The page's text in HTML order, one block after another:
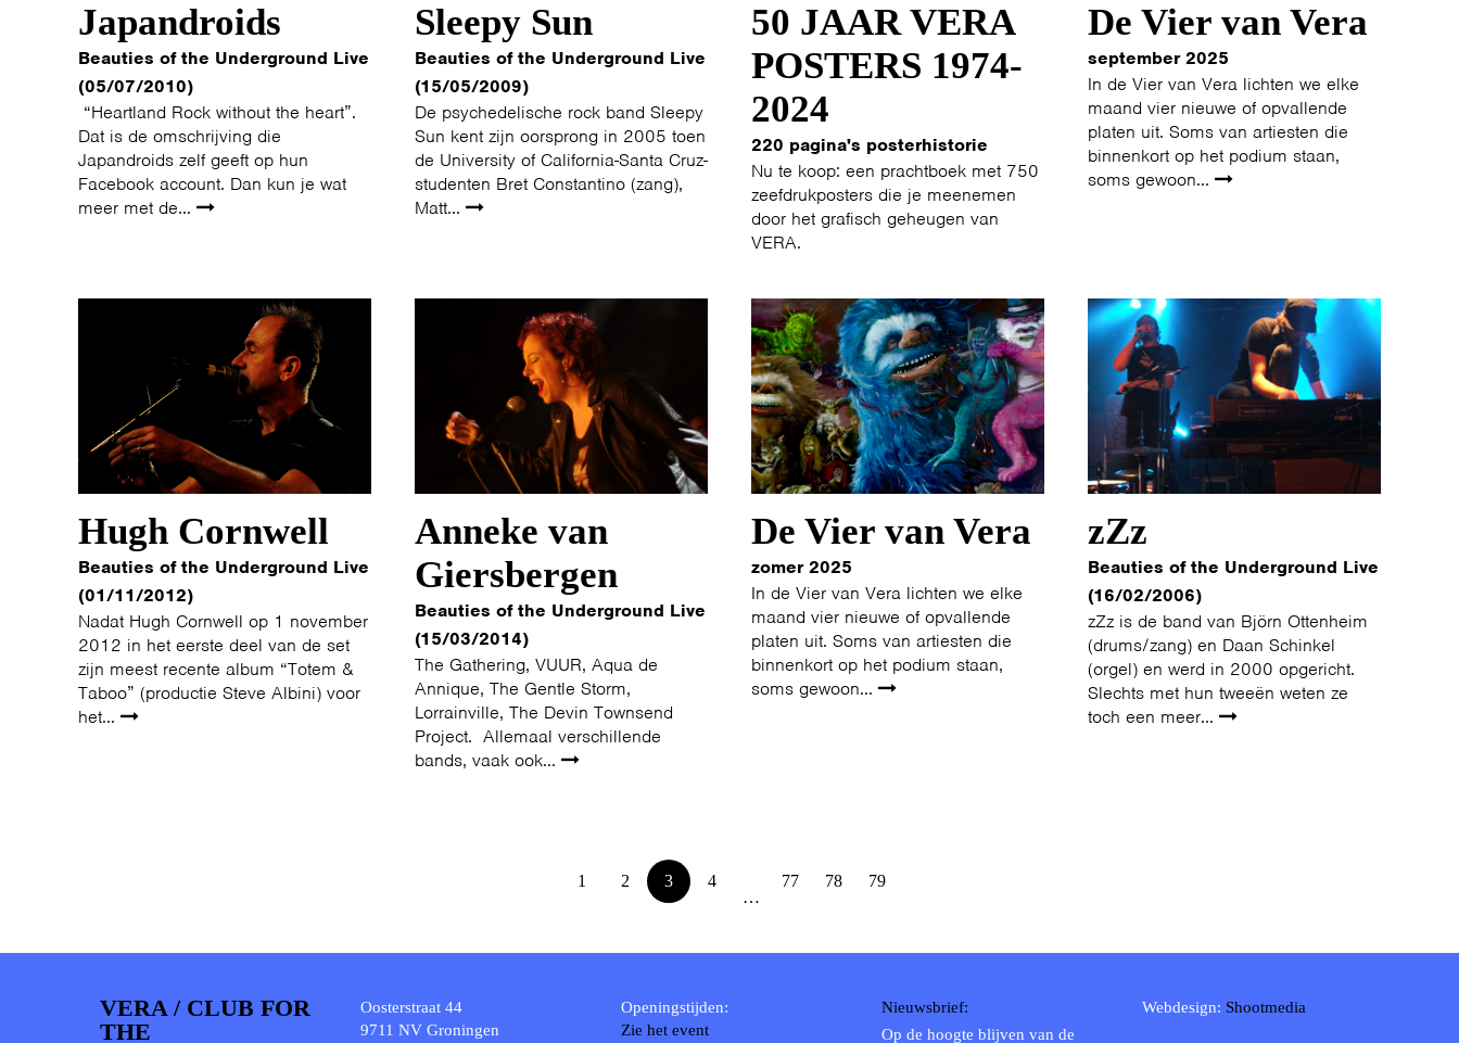
Japandroids
Beauties of the Underground Live
(05/07/2010)
“Heartland Rock without the heart”.
Dat is de omschrijving die
Japandroids zelf geeft op hun
Facebook account. Dan kun je wat
meer met de...
Sleepy Sun
Beauties of the Underground Live
(15/05/2009)
De psychedelische rock band Sleepy
Sun kent zijn oorsprong in 2005 toen
de University of California-Santa Cruz-
studenten Bret Constantino (zang),
Matt...
50 JAAR VERA
POSTERS 1974-
2024
220 pagina's posterhistorie
Nu te koop: een prachtboek met 750
zeefdrukposters die je meenemen
door het grafisch geheugen van
VERA.
De Vier van Vera
september 2025
In de Vier van Vera lichten we elke
maand vier nieuwe of opvallende
platen uit. Soms van artiesten die
binnenkort op het podium staan,
soms gewoon...
Hugh Cornwell
Beauties of the Underground Live
(01/11/2012)
Nadat Hugh Cornwell op 1 november
2012 in het eerste deel van de set
zijn meest recente album “Totem &
Taboo” (productie Steve Albini) voor
het...
Anneke van
Giersbergen
Beauties of the Underground Live
(15/03/2014)
The Gathering, VUUR, Aqua de
Annique, The Gentle Storm,
Lorrainville, The Devin Townsend
Project. Allemaal verschillende
bands, vaak ook...
De Vier van Vera
zomer 2025
In de Vier van Vera lichten we elke
maand vier nieuwe of opvallende
platen uit. Soms van artiesten die
binnenkort op het podium staan,
soms gewoon...
zZz
Beauties of the Underground Live
(16/02/2006)
zZz is de band van Björn Ottenheim
(drums/zang) en Daan Schinkel
(orgel) en werd in 2000 opgericht.
Slechts met hun tweeën weten ze
toch een meer...
1 2 3
4
…
77 78 79
VERA / CLUB FOR
THE
Oosterstraat 44
9711 NV Groningen
Openingstijden:
Zie het event
Nieuwsbrief:
Op de hoogte blijven van de
Webdesign: Shootmedia